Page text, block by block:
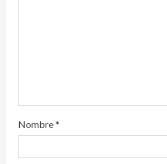
Nombre*